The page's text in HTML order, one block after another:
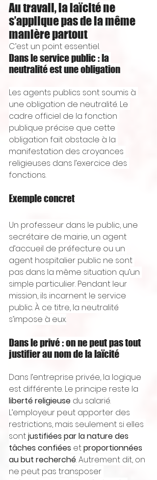
Au travail, la laïcité ne
s’applique pas de la même
manière partout
C’est un point essentiel.
Dans le service public : la
neutralité est une obligation
Les agents publics sont soumis à
une obligation de neutralité. Le
cadre officiel de la fonction
publique précise que cette
obligation fait obstacle à la
manifestation des croyances
religieuses dans l’exercice des
fonctions.
Exemple concret
Un professeur dans le public, une
secrétaire de mairie, un agent
d’accueil de préfecture ou un
agent hospitalier public ne sont
pas dans la même situation qu’un
simple particulier. Pendant leur
mission, ils incarnent le service
public. À ce titre, la neutralité
s’impose à eux.
Dans le privé : on ne peut pas tout
justifier au nom de la laïcité
Dans l’entreprise privée, la logique
est différente. Le principe reste la
liberté religieuse du salarié.
L’employeur peut apporter des
restrictions, mais seulement si elles
sont justifiées par la nature des
tâches confiées et proportionnées
au but recherché. Autrement dit, on
ne peut pas transposer